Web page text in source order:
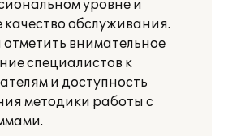
уровне и
качество обслуживания.
отметить внимательное
специалистов к
и доступность
методики работы с